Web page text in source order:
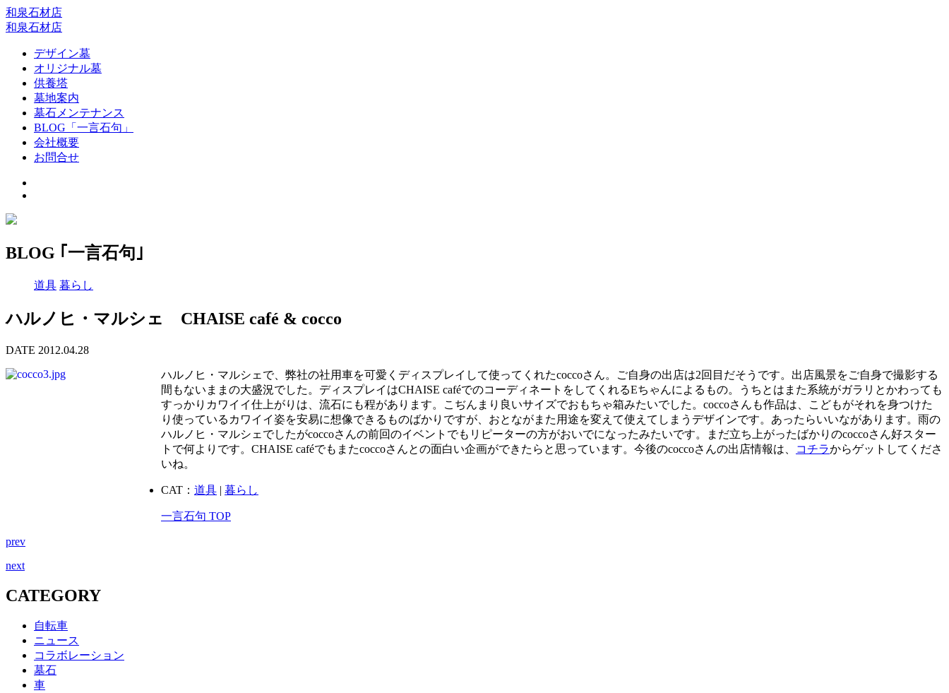
和泉石材店
和泉石材店
デザイン墓
オリジナル墓
供養塔
墓地案内
墓石メンテナンス
BLOG「一言石句」
会社概要
お問合せ
BLOG ｢一言石句｣
道具 暮らし
ハルノヒ・マルシェ CHAISE café & cocco
DATE 2012.04.28
ハルノヒ・マルシェで、弊社の社用車を可愛くディスプレイして使ってくれたcoccoさん。ご自身の出店は2回目だそうです。出店風景をご自身で撮影する
間もないままの大盛況でした。ディスプレイはCHAISE caféでのコーディネートをしてくれるEちゃんによるもの。うちとはまた系統がガラリとかわっても
すっかりカワイイ仕上がりは、流石にも程があります。こぢんまり良いサイズでおもちゃ箱みたいでした。coccoさんも作品は、こどもがそれを身つけた
り使っているカワイイ姿を安易に想像できるものばかりですが、おとながまた用途を変えて使えてしまうデザインです。あったらいいながあります。雨の
ハルノヒ・マルシェでしたがcoccoさんの前回のイベントでもリピーターの方がおいでになったみたいです。まだ立ち上がったばかりのcoccoさん好スター
トで何よりです。CHAISE caféでもまたcoccoさんとの面白い企画ができたらと思っています。今後のcoccoさんの出店情報は、
コチラからゲットしてくださ
いね。
CAT： 道具 | 暮らし
一言石句 TOP
prev
next
CATEGORY
自転車
ニュース
コラボレーション
墓石
車